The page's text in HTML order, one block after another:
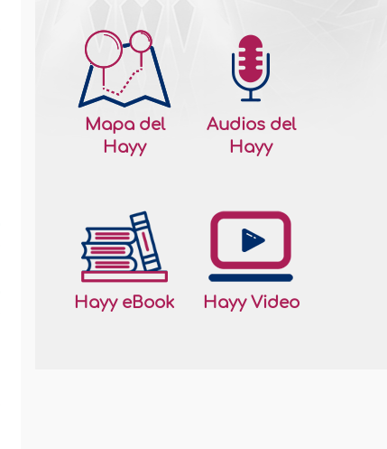
Mapa del
Hayy
Audios del
Hayy
Hayy eBook Hayy Video